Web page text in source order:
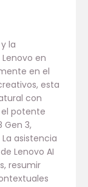
la
en
en el
esta
con
potente
Gen 3,
asistencia
Lenovo AI
resumir